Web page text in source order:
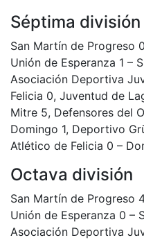
Séptima división
San Martín de Progreso
Unión de Esperanza 1 –
Asociación Deportiva
Felicia 0, Juventud de
Mitre 5, Defensores del
Domingo 1, Deportivo
Atlético de Felicia 0 –
Octava división
San Martín de Progreso
Unión de Esperanza 0 –
Asociación Deportiva